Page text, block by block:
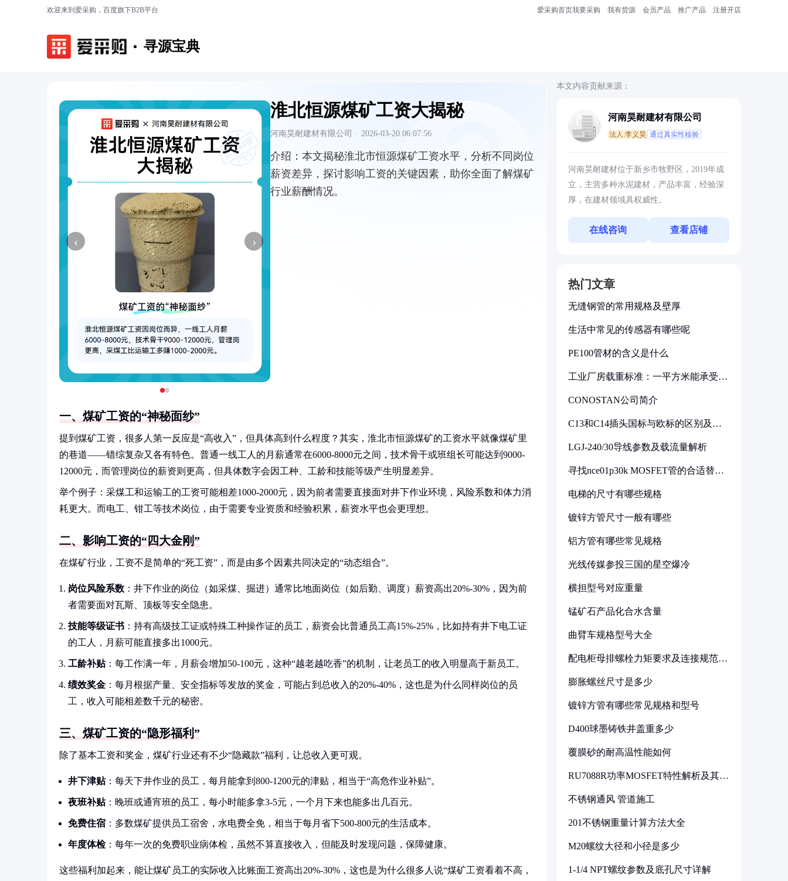
欢迎来到爱采购，百度旗下B2B平台 爱采购首页我要采购 我有货源 会员产品 推广产品 注册开店
寻源宝典
‹ ›
淮北恒源煤矿工资大揭秘
河南昊耐建材有限公司 · 2026-03-20 06:07:56
介绍： 本文揭秘淮北市恒源煤矿工资水平，分析不同岗位
薪资差异，探讨影响工资的关键因素，助你全面了解煤矿
行业薪酬情况。
一、煤矿工资的“神秘面纱”
提到煤矿工资，很多人第一反应是“高收入”，但具体高到什么程度？其实，淮北市恒源煤矿的工资水平就像煤矿里
的巷道——错综复杂又各有特色。普通一线工人的月薪通常在6000-8000元之间，技术骨干或班组长可能达到9000-
12000元，而管理岗位的薪资则更高，但具体数字会因工种、工龄和技能等级产生明显差异。
举个例子：采煤工和运输工的工资可能相差1000-2000元，因为前者需要直接面对井下作业环境，风险系数和体力消
耗更大。而电工、钳工等技术岗位，由于需要专业资质和经验积累，薪资水平也会更理想。
二、影响工资的“四大金刚”
在煤矿行业，工资不是简单的“死工资”，而是由多个因素共同决定的“动态组合”。
岗位风险系数 ：井下作业的岗位（如采煤、掘进）通常比地面岗位（如后勤、调度）薪资高出20%-30%，因为前
者需要面对瓦斯、顶板等安全隐患。
技能等级证书 ：持有高级技工证或特殊工种操作证的员工，薪资会比普通员工高15%-25%，比如持有井下电工证
的工人，月薪可能直接多出1000元。
工龄补贴：每工作满一年，月薪会增加50-100元，这种“越老越吃香”的机制，让老员工的收入明显高于新员工。
绩效奖金 ：每月根据产量、安全指标等发放的奖金，可能占到总收入的20%-40%，这也是为什么同样岗位的员
工，收入可能相差数千元的秘密。
三、煤矿工资的“隐形福利”
除了基本工资和奖金，煤矿行业还有不少“隐藏款”福利，让总收入更可观。
井下津贴：每天下井作业的员工，每月能拿到800-1200元的津贴，相当于“高危作业补贴”。
夜班补贴：晚班或通宵班的员工，每小时能多拿3-5元，一个月下来也能多出几百元。
免费住宿 ：多数煤矿提供员工宿舍，水电费全免，相当于每月省下500-800元的生活成本。
年度体检：每年一次的免费职业病体检，虽然不算直接收入，但能及时发现问题，保障健康。
这些福利加起来，能让煤矿员工的实际收入比账面工资高出20%-30%，这也是为什么很多人说“煤矿工资看着不高，
本文内容贡献来源：
河南昊耐建材有限公司
法人:李义昊 通过真实性核验
河南昊耐建材位于新乡市牧野区，2019年成
立，主营多种水泥建材，产品丰富，经验深
厚，在建材领域具权威性。
在线咨询 查看店铺
热门文章
无缝钢管的常用规格及壁厚
生活中常见的传感器有哪些呢
PE100管材的含义是什么
工业厂房载重标准：一平方米能承受多
CONOSTAN公司简介
C13和C14插头国标与欧标的区别及其
LGJ-240/30导线参数及载流量解析
寻找nce01p30k MOSFET管的合适替代
电梯的尺寸有哪些规格
镀锌方管尺寸一般有哪些
铝方管有哪些常见规格
光线传媒参投三国的星空爆冷
横担型号对应重量
锰矿石产品化合水含量
曲臂车规格型号大全
配电柜母排螺栓力矩要求及连接规范详
膨胀螺丝尺寸是多少
镀锌方管有哪些常见规格和型号
D400球墨铸铁井盖重多少
覆膜砂的耐高温性能如何
RU7088R功率MOSFET特性解析及其在
不锈钢通风 管道施工
201不锈钢重量计算方法大全
M20螺纹大径和小径是多少
1-1/4 NPT螺纹参数及底孔尺寸详解